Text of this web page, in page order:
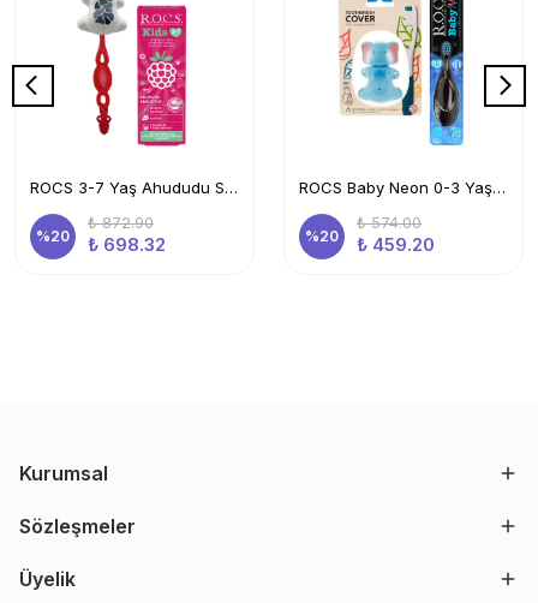
ROCS 3-7 Yaş Ahududu Smoothie Ağız Bakım Seti-Kids Diş Mcn+Kids Diş Frc Kırmızı + İnek Sak. Kabı
%20
₺ 872.90
₺ 698.32
ROCS Baby Neon 0-3 Yaş Diş Fırçası Mavi Ve Flipper Hijyenik Saklama Kabı Seti -fil
%20
₺ 574.00
₺ 459.20
Kurumsal
Sözleşmeler
Üyelik